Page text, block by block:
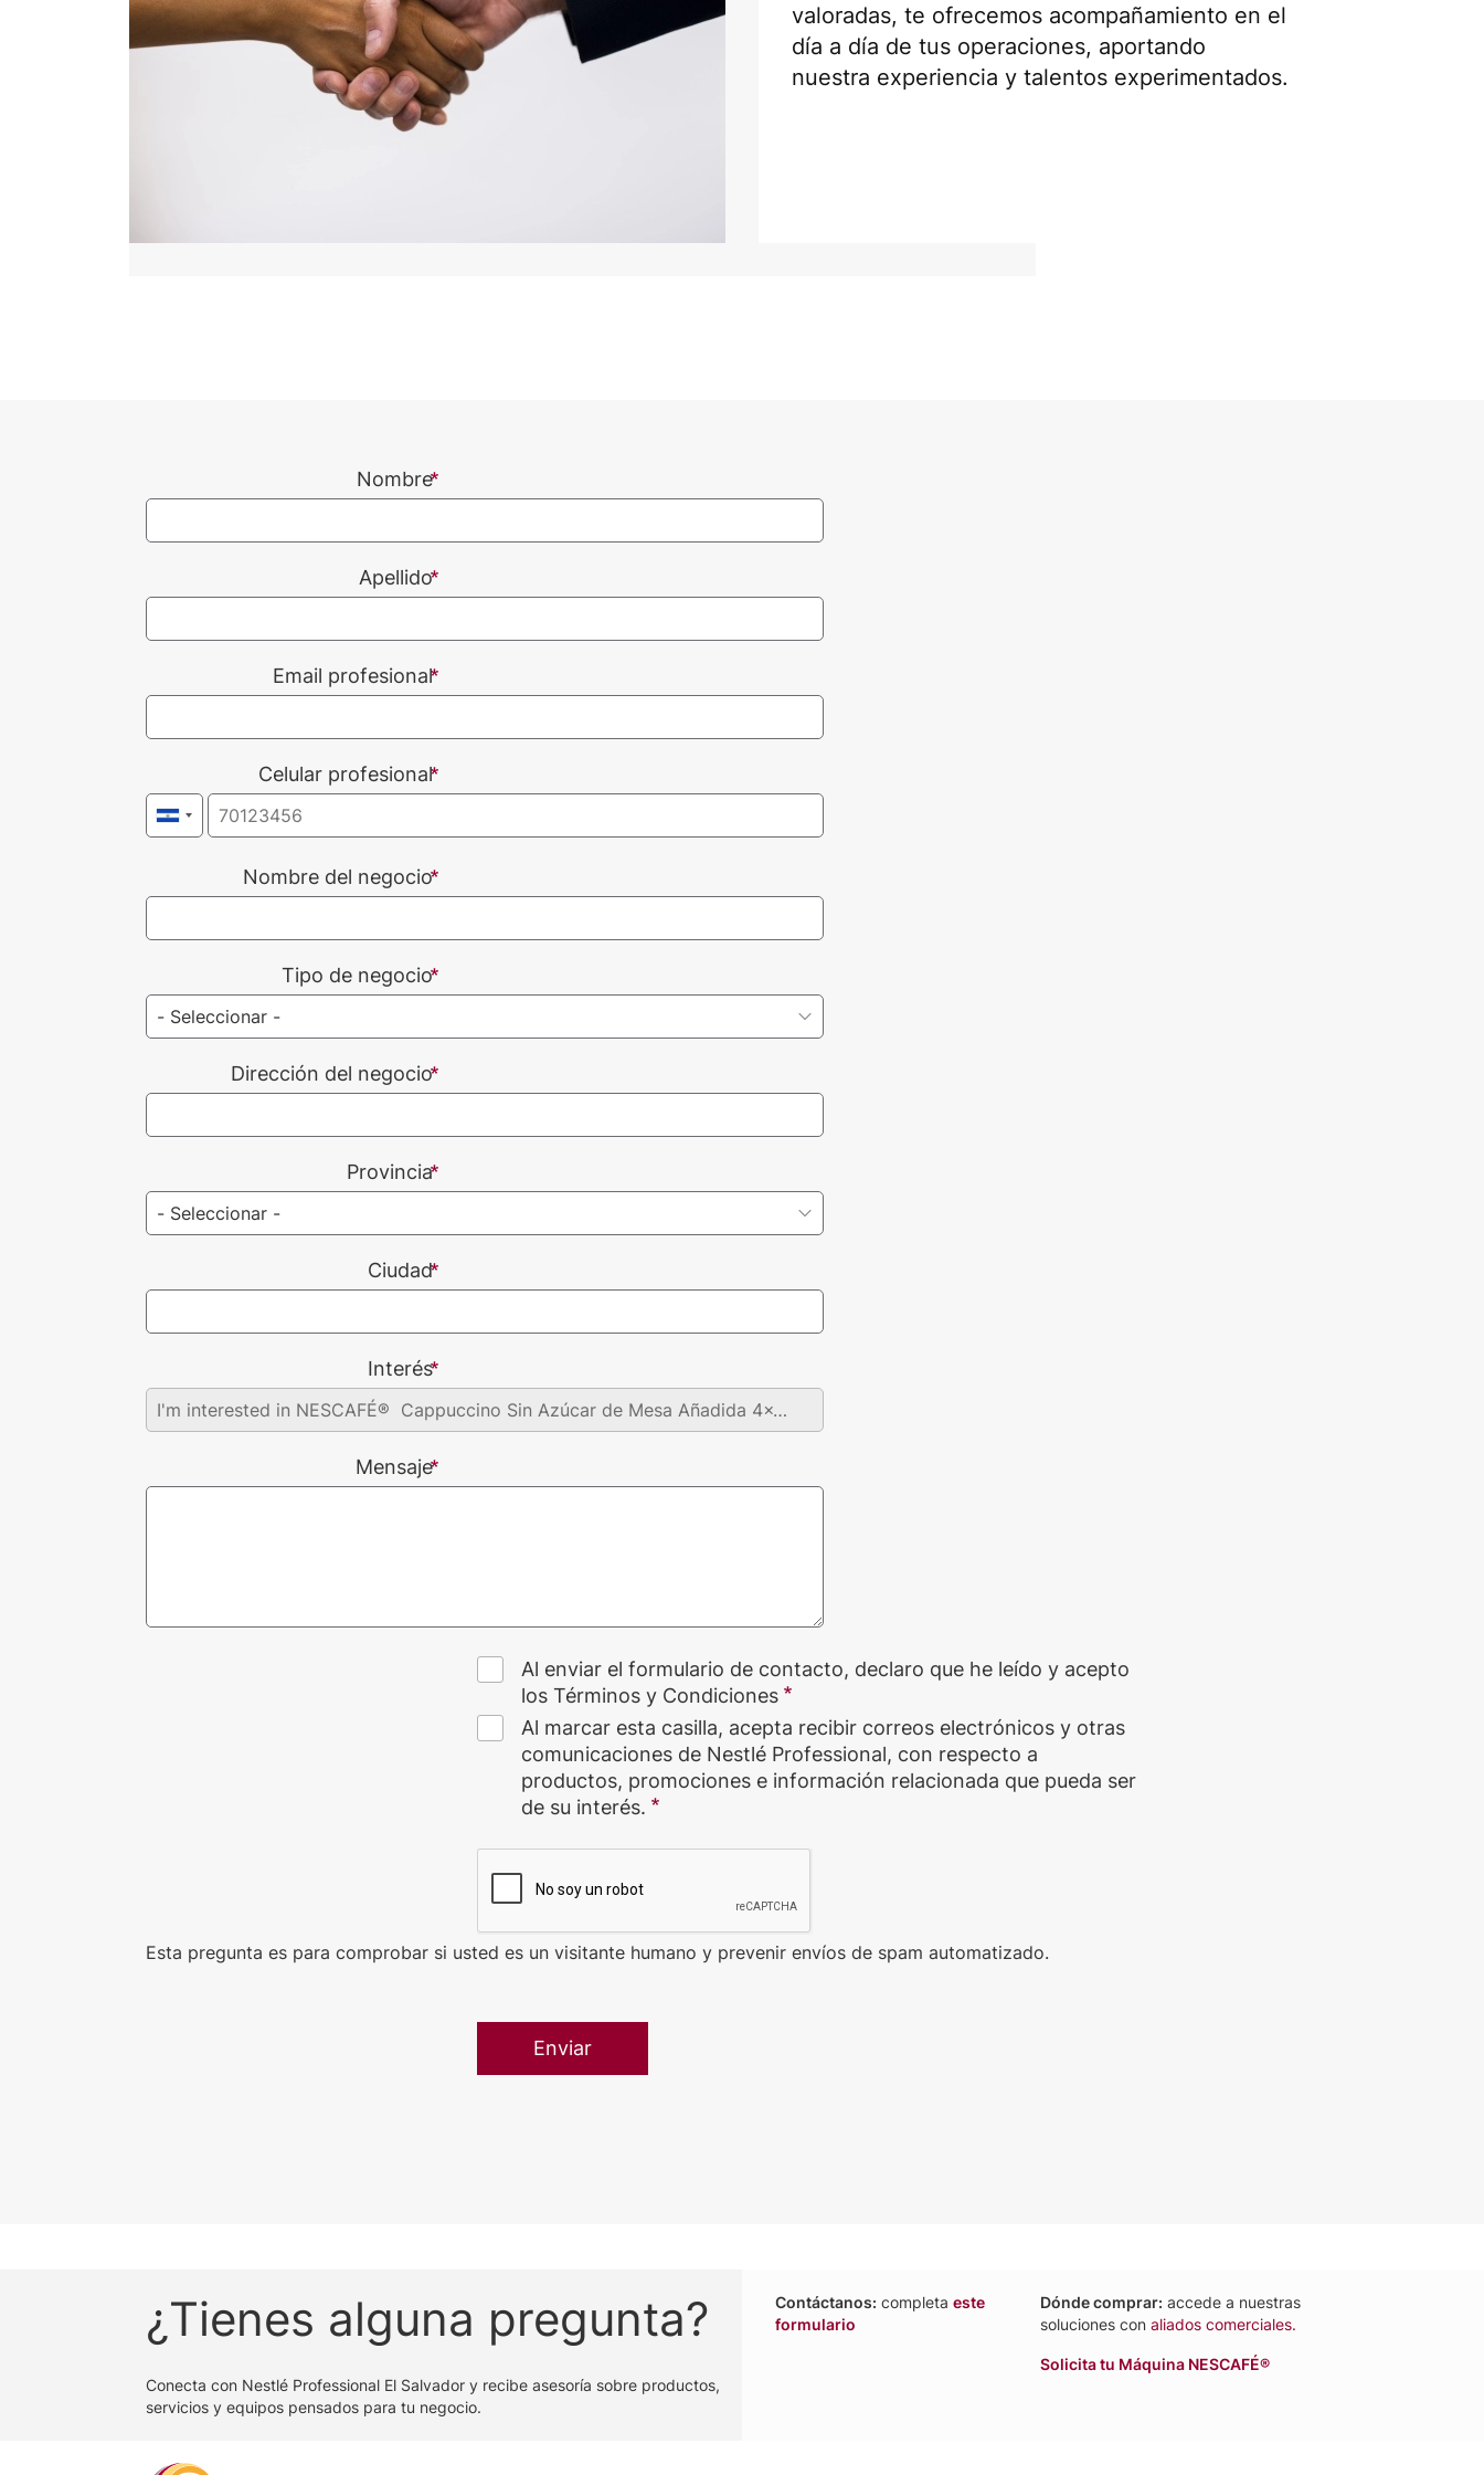
valoradas, te ofrecemos acompañamiento en el
día a día de tus operaciones, aportando
nuestra experiencia y talentos experimentados.
Nombre
Apellido
Email profesional
Celular profesional
Nombre del negocio
Tipo de negocio
Dirección del negocio
Provincia
Ciudad
Interés
Mensaje
Al enviar el formulario de contacto, declaro que he leído y acepto
los Términos y Condiciones
Al marcar esta casilla, acepta recibir correos electrónicos y otras
comunicaciones de Nestlé Professional, con respecto a
productos, promociones e información relacionada que pueda ser
de su interés.
Esta pregunta es para comprobar si usted es un visitante humano y prevenir envíos de spam automatizado.
¿Tienes alguna pregunta?
Conecta con Nestlé Professional El Salvador y recibe asesoría sobre productos,
servicios y equipos pensados para tu negocio.
Contáctanos: completa este
formulario
Dónde comprar: accede a nuestras
soluciones con aliados comerciales.
Solicita tu Máquina NESCAFÉ®